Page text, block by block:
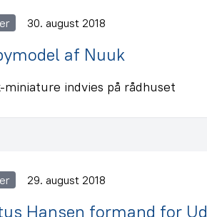
30. august 2018
af Nuuk
miniature indvies på rådhuset
29. august 2018
Hansen formand for